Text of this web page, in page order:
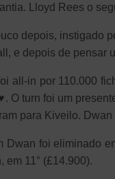
Lloyd Rees o
depois, instigado
e depois de pensar
all-in por 110.000
O turn foi um
para Kiveilo.
Dwan foi eliminado
em 11° (£14.900).